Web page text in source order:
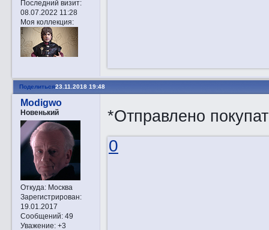
Последний визит:
08.07.2022 11:28
Моя коллекция:
Поделиться23.11.2018 19:48
Modigwo
Новенький
Откуда:Москва
Зарегистрирован:
19.01.2017
Сообщений:49
Уважение: +3
*Отправлено
0